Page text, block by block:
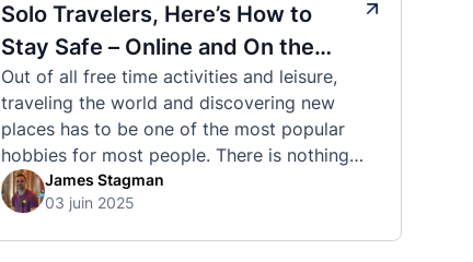
Solo Travelers, Here’s How to
Stay Safe – Online and On the
Road
Out of all free time activities and leisure,
traveling the world and discovering new
places has to be one of the most popular
hobbies for most people. There is nothing
quite like visiting a brand new city, country,
or region and experiencing the culture, the
James Stagman
03 juin 2025